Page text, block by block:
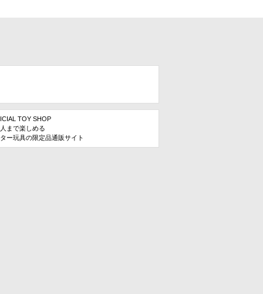
TOY SHOP
まで楽しめる
ー玩具の限定品通販サイト